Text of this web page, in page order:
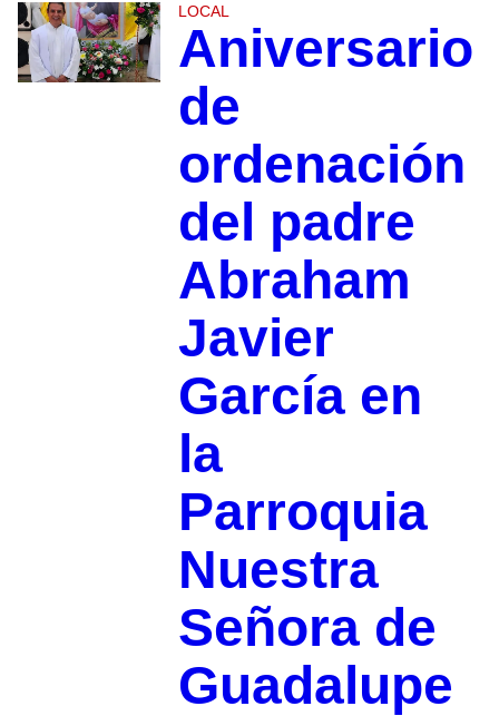
LOCAL
Aniversario
de
ordenación
del padre
Abraham
Javier
García en
la
Parroquia
Nuestra
Señora de
Guadalupe